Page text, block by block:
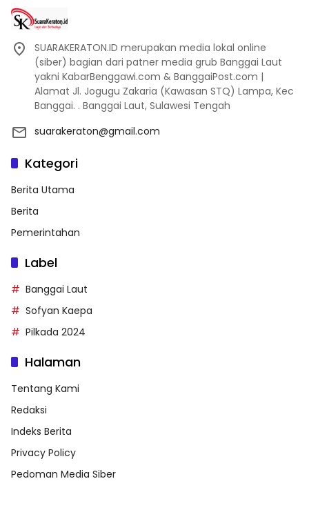
SUARAKERATON.ID merupakan media lokal online
(siber) bagian dari patner media grub Banggai Laut
yakni KabarBenggawi.com & BanggaiPost.com |
Alamat Jl. Jogugu Zakaria (Kawasan STQ) Lampa, Kec
Banggai. . Banggai Laut, Sulawesi Tengah
suarakeraton@gmail.com
Kategori
Berita Utama
Berita
Pemerintahan
Label
Banggai Laut
Sofyan Kaepa
Pilkada 2024
Halaman
Tentang Kami
Redaksi
Indeks Berita
Privacy Policy
Pedoman Media Siber